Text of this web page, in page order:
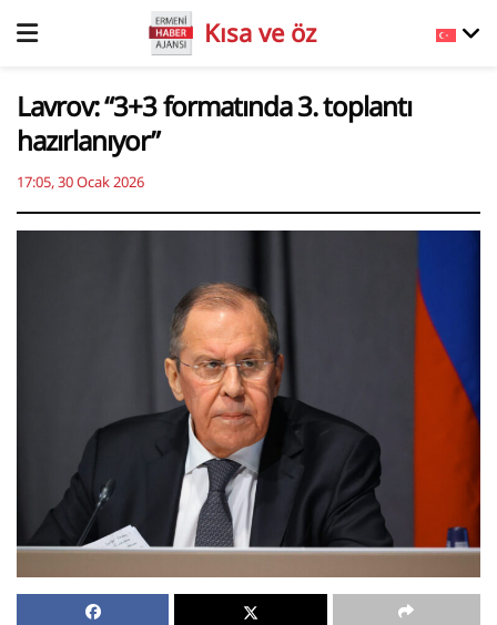
Kısa ve öz
Lavrov: “3+3 formatında 3. toplantı
hazırlanıyor”
17:05, 30 Ocak 2026